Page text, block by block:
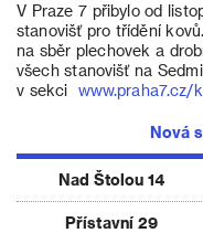
V Praze 7 přibylo od
stanovišť pro třídění
na sběr plechovek a
všech stanovišť na
v sekci www.praha7.cz/
Nová
Nad Štolou 14
Přístavní 29